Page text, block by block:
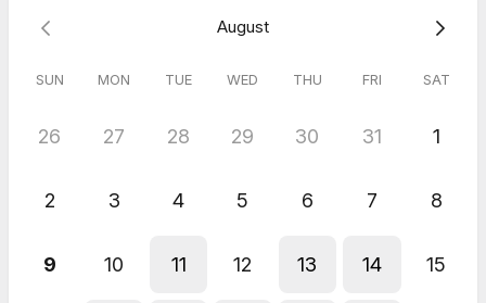
August
SUN MON TUE WED THU FRI SAT
26 27 28 29 30 31 1
2 3 4 5 6 7 8
9 10 11 12 13 14 15